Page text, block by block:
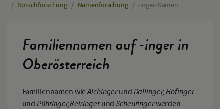
Sprachforschung
Namenforschung -inger-Namen
Familiennamen auf -inger in
Oberösterreich
Familiennamen wieAichingerund Dallinger, Hofinger
und Pühringer,Reisingerund Scheuringerwerden